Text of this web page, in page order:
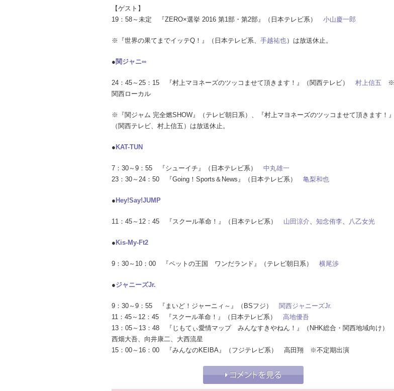
【ゲスト】
19：58～未定 『ZERO×選挙 2016 第1部・第2部』（日本テレビ系） 小山慶一郎
※『世界の果てまでイッテQ！』（日本テレビ系、 手越祐也）は放送休止。
● 関ジャニ∞
24：45～25：15 『村上マヨネーズのツッコませて頂きます！』（関西テレビ） 村上信五 ※
関西ローカル
※『関ジャム 完全燃SHOW』（テレビ朝日系）、『村上マヨネーズのツッコませて頂きます！』
（関西テレビ、村上信五）は放送休止。
● KAT-TUN
7：30～9：55 『シューイチ』（日本テレビ系） 中丸雄一
23：30～24：50 『Going！Sports＆News』（日本テレビ系） 亀梨和也
● Hey!Say!JUMP
11：45～12：45 『スクール革命！』（日本テレビ系） 山田涼介、 知念侑李、 八乙女光
● Kis-My-Ft2
9：30～10：00 『ペットの王国 ワンだランド』（テレビ朝日系） 横尾渉
●ジャニーズJr.
9：30～9：55 『まいど！ジャーニィ～』（BSフジ） 関西ジャニーズJr.
11：45～12：45 『スクール革命！』（日本テレビ系） 高地優吾
13：05～13：48 『じもてぃ愛情マップ みんなすきやねん！』（NHK総合・関西地域向け）
西畑大吾、向井康二、大西流星
15：00～16：00 『みんなのKEIBA』（フジテレビ系） 高田翔 ※不定期出演